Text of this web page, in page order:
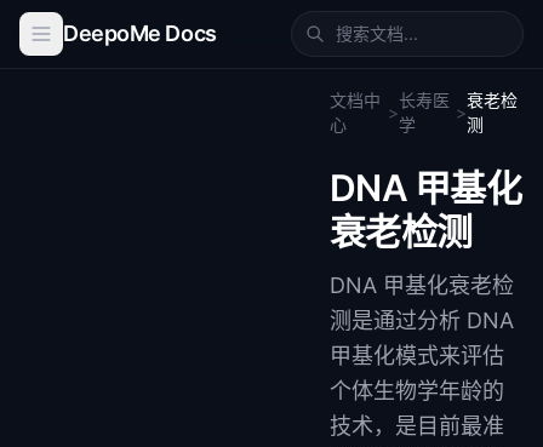
DeepoMe Docs
文档中
心
>
长寿医
学
>
衰老检
测
DNA 甲基化
衰老检测
DNA 甲基化衰老检
测是通过分析 DNA
甲基化模式来评估
个体生物学年龄的
技术，是目前最准